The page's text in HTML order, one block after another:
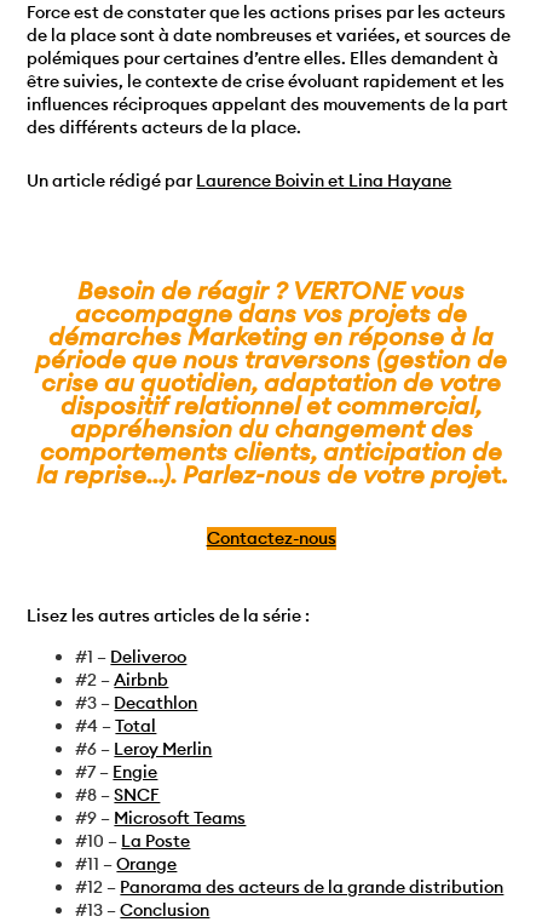
Force est de constater que les actions prises par les acteurs
de la place sont à date nombreuses et variées, et sources de
polémiques pour certaines d’entre elles. Elles demandent à
être suivies, le contexte de crise évoluant rapidement et les
influences réciproques appelant des mouvements de la part
des différents acteurs de la place.
Un article rédigé par Laurence Boivin et Lina Hayane
Besoin de réagir ? VERTONE vous
accompagne dans vos projets de
démarches Marketing en réponse à la
période que nous traversons (gestion de
crise au quotidien, adaptation de votre
dispositif relationnel et commercial,
appréhension du changement des
comportements clients, anticipation de
la reprise…). Parlez-nous de votre projet.
Contactez-nous
Lisez les autres articles de la série :
#1 – Deliveroo
#2 –Airbnb
#3 – Decathlon
#4 –Total
#6 – Leroy Merlin
#7 – Engie
#8 –SNCF
#9 – Microsoft Teams
#10 – La Poste
#11 –Orange
#12 – Panorama des acteurs de la grande distribution
#13 –Conclusion